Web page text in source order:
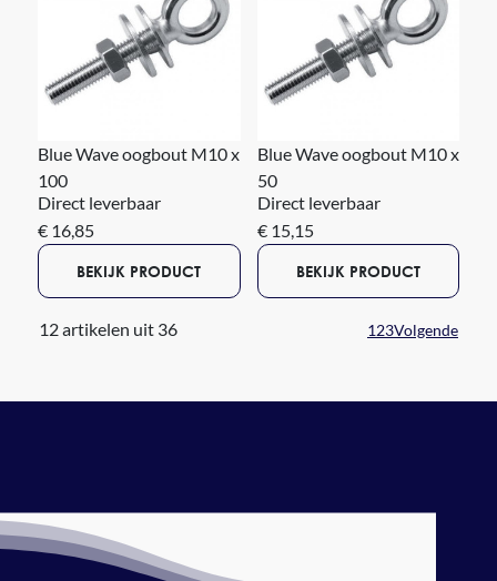
Blue Wave oogbout M10 x
100
Direct leverbaar
€ 16,85
BEKIJK PRODUCT
Blue Wave oogbout M10 x
50
Direct leverbaar
€ 15,15
BEKIJK PRODUCT
12 artikelen uit 36 123Volgende